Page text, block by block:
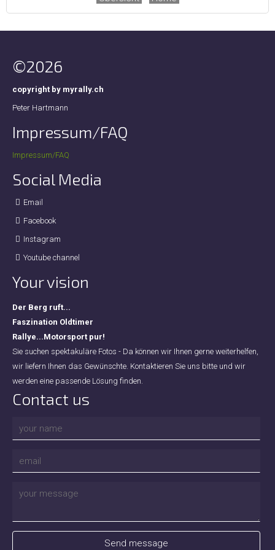
©2026
copyright by myrally.ch
Peter Hartmann
Impressum/FAQ
Impressum/FAQ
Social Media
Email
Facebook
Instagram
Youtube channel
Your vision
Der Berg ruft...
Faszination Oldtimer
Rallye...Motorsport pur!
Sie suchen spektakuläre Fotos - Da können wir Ihnen gerne weiterhelfen,
wir liefern Ihnen das Gewünschte. Kontaktieren Sie uns bitte und wir
werden eine passende Lösung finden.
Contact us
Send message